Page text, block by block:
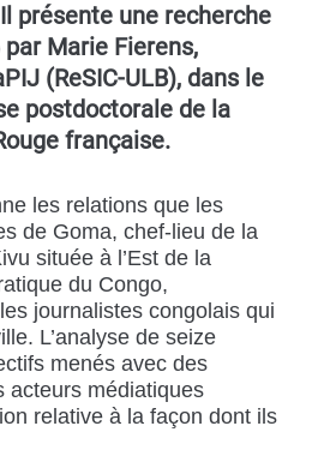
présente une recherche
Marie Fierens,
(ReSIC-ULB), dans le
postdoctorale de la
française.
les relations que les
de Goma, chef-lieu de la
située à l’Est de la
du Congo,
journalistes congolais qui
L’analyse de seize
menés avec des
acteurs médiatiques
relative à la façon dont ils